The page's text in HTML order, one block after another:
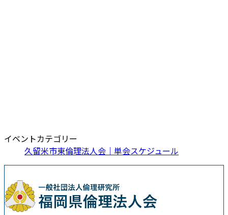
イベントカテゴリー
久留米市東倫理法人会｜単会スケジュール